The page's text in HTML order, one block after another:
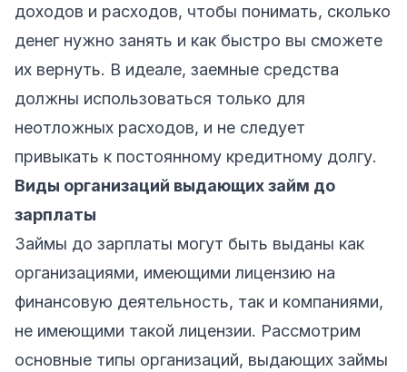
доходов и расходов, чтобы понимать, сколько
денег нужно занять и как быстро вы сможете
их вернуть. В идеале, заемные средства
должны использоваться только для
неотложных расходов, и не следует
привыкать к постоянному кредитному долгу.
Виды организаций выдающих займ до
зарплаты
Займы до зарплаты могут быть выданы как
организациями, имеющими лицензию на
финансовую деятельность, так и компаниями,
не имеющими такой лицензии. Рассмотрим
основные типы организаций, выдающих займы